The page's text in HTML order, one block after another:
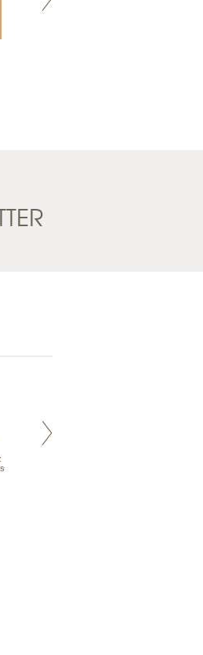
Nouvelle-Zélande à la carte
organise votre séjour en Nouvelle-